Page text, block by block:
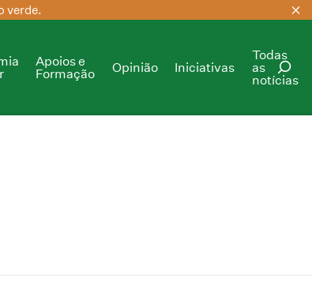
verde.
Apoios e
Formação
Opinião Iniciativas
Todas
as
notícias